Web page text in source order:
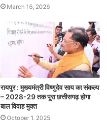
March 16, 2026
रायपुर : मुख्यमंत्री विष्णुदेव साय का संकल्प
– 2028-29 तक पूरा छत्तीसगढ़ होगा
बाल विवाह मुक्त
October 1, 2025